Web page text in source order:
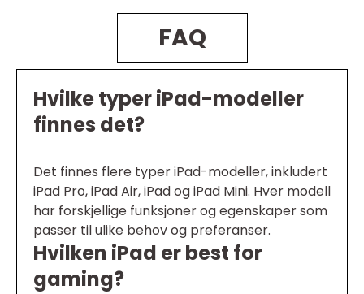
FAQ
Hvilke typer iPad-modeller
finnes det?
Det finnes flere typer iPad-modeller, inkludert
iPad Pro, iPad Air, iPad og iPad Mini. Hver modell
har forskjellige funksjoner og egenskaper som
passer til ulike behov og preferanser.
Hvilken iPad er best for
gaming?